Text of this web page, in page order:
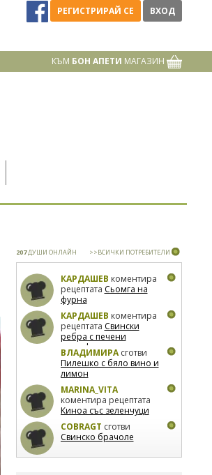
РЕГИСТРИРАЙ СЕ ВХОД
КЪМ БОН АПЕТИ МАГАЗИН
207ДУШИ ОНЛАЙН >>ВСИЧКИ ПОТРЕБИТЕЛИ
КАРДАШЕВ коментира
рецептата Сьомга на
фурна
КАРДАШЕВ коментира
рецептата Свински
ребра с печени
картофи
ВЛАДИМИРАсготви
Пилешко с бяло вино и
лимон
MARINA_VITA
коментира рецептата
Киноа със зеленчуци
COBRAGT сготви
Свинско брачоле